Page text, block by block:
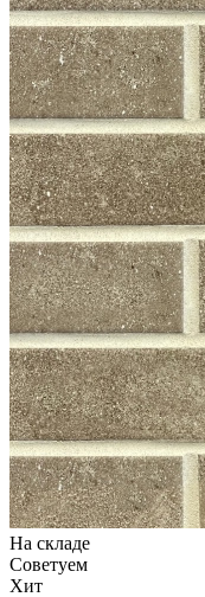
На складе
Советуем
Хит